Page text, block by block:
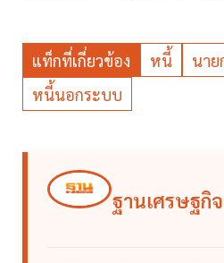
แท็กที่เกี่ยวข้อง หนี้ นาย
หนี้นอกระบบ
ฐานเศรษฐกิจ